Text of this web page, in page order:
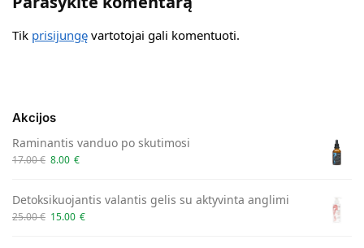
Tik prisijungę vartotojai gali komentuoti.
Akcijos
Raminantis vanduo po skutimosi
17.00€ 8.00 €
Detoksikuojantis valantis gelis su aktyvinta anglimi
25.00€ 15.00 €